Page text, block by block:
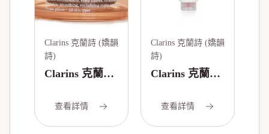
Clarins 克蘭詩 (嬌韻
詩)
Clarins 克蘭詩
緊緻晚霜（適
合任何肌膚）
查看詳情
Clarins 克蘭詩 (嬌韻
詩)
Clarins 克蘭詩
緊緻額外緊緻
凝膠
查看詳情